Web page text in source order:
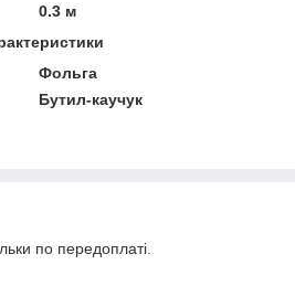
0.3 м
Фольга
Бутил-каучук
по передоплаті.